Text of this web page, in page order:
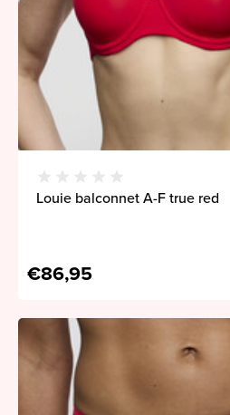
Louie balconnet A-F true red
€86,95